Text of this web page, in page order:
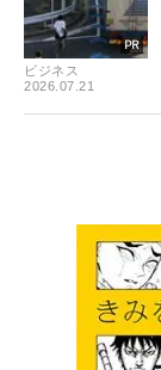
ビジネス
2026.07.21